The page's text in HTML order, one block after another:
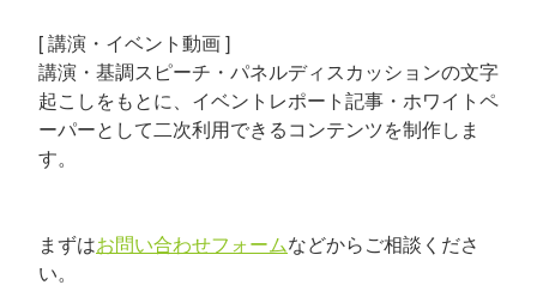
[ 講演・イベント動画 ]
講演・基調スピーチ・パネルディスカッションの文字
起こしをもとに、イベントレポート記事・ホワイトペ
ーパーとして二次利用できるコンテンツを制作しま
す。
まずはお問い合わせフォームなどからご相談くださ
い。